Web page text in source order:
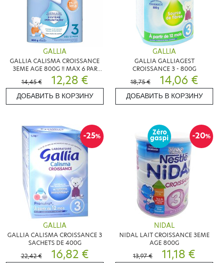
GALLIA
GALLIA CALISMA CROISSANCE
3EME AGE 800G !! MAX 6 PAR
COMMANDE !!
14,45 € 12,28 €
ДОБАВИТЬ В КОРЗИНУ
GALLIA
GALLIA GALLIAGEST
CROISSANCE 3 - 800G
18,75 €
14,06 €
ДОБАВИТЬ В КОРЗИНУ
-25%
GALLIA
GALLIA CALISMA CROISSANCE 3
SACHETS DE 400G
22,42 €
16,82 €
-20%
Zéro
gaspi
NIDAL
NIDAL LAIT CROISSANCE 3EME
AGE 800G
13,97 €
11,18 €